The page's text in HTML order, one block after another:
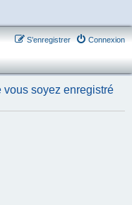
Connexion
S’enregistrer
vous soyez enregistré